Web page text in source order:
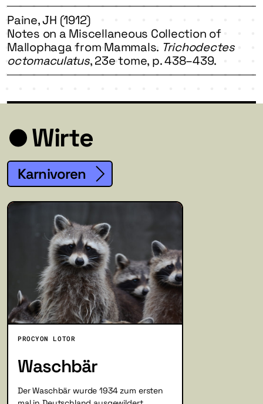
Paine, JH (1912)
Notes on a Miscellaneous Collection of
Mallophaga from Mammals. Trichodectes
octomaculatus, 23e tome, p. 438–439.
Wirte
Karnivoren
PROCYON LOTOR
Waschbär
Der Waschbär wurde 1934 zum ersten